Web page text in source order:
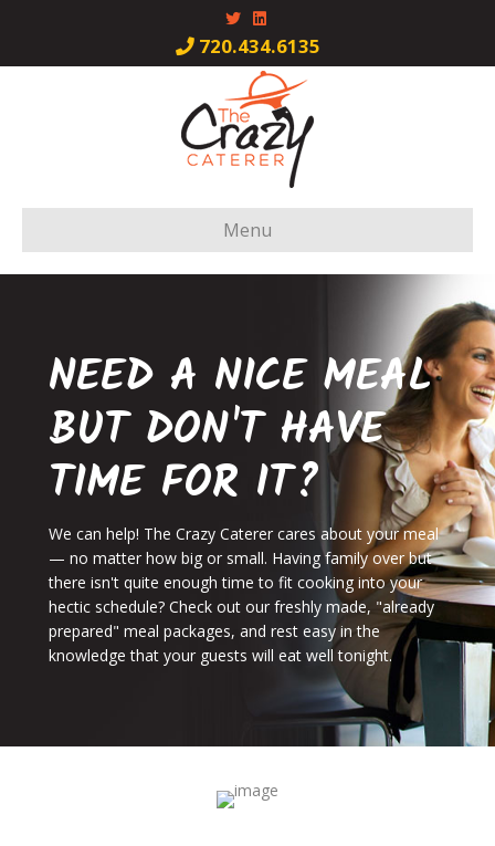
TwitterLinkedin
720.434.6135
Menu
NEED A NICE MEAL
BUT DON'T HAVE
TIME FOR IT?
We can help! The Crazy Caterer cares about your meal
— no matter how big or small. Having family over but
there isn't quite enough time to fit cooking into your
hectic schedule? Check out our freshly made, "already
prepared" meal packages, and rest easy in the
knowledge that your guests will eat well tonight.